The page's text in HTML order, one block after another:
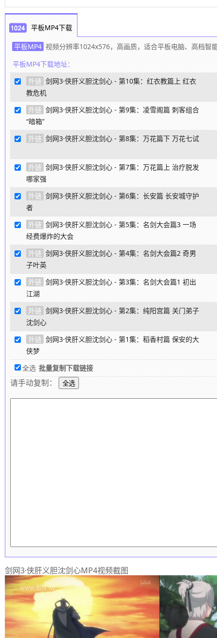
平板MP4下载
平板MP4 视频分辨率1024x576，高画质，适合平板电脑、高档智
平板MP4下载地址：
外链 剑网3·侠肝义胆沈剑心 - 第10集：红衣教篇上 红衣
教危机
外链 剑网3·侠肝义胆沈剑心 - 第9集：凌雪阁篇 刺客组合
“暗箱”
外链 剑网3·侠肝义胆沈剑心 - 第8集：万花篇下 万花七试
外链 剑网3·侠肝义胆沈剑心 - 第7集：万花篇上 治疗脱发
哪家强
外链 剑网3·侠肝义胆沈剑心 - 第6集：长安篇 长安城守护
者
外链 剑网3·侠肝义胆沈剑心 - 第5集：名剑大会篇3 一场
经费爆炸的大会
外链 剑网3·侠肝义胆沈剑心 - 第4集：名剑大会篇2 奇男
子叶英
外链 剑网3·侠肝义胆沈剑心 - 第3集：名剑大会篇1 初出
江湖
外链 剑网3·侠肝义胆沈剑心 - 第2集：纯阳宫篇 关门弟子
沈剑心
外链 剑网3·侠肝义胆沈剑心 - 第1集：稻香村篇 保安的大
侠梦
全选 批量复制下载链接
请手动复制：
剑网3·侠肝义胆沈剑心MP4视频截图